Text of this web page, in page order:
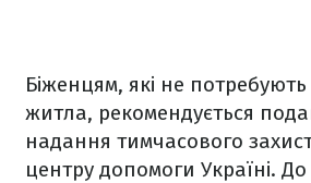
Біженцям, які не потребують
житла, рекомендується
надання тимчасового
центру допомоги Україні.